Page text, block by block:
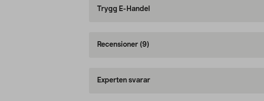
Trygg E-Handel
Recensioner (9)
Experten svarar